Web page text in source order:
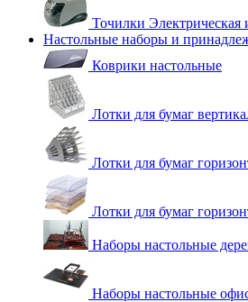
Точилки Электрическая
Настольные наборы и
Коврики настольные
Лотки для бумаг
Лотки для бумаг
Лотки для бумаг
Наборы настольные
Наборы настольные